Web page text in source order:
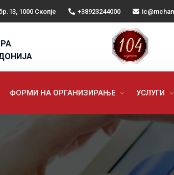
1000 Скопје +38923244000
ФОРМИ НА ОРГАНИЗИРАЊЕ УСЛУГИ